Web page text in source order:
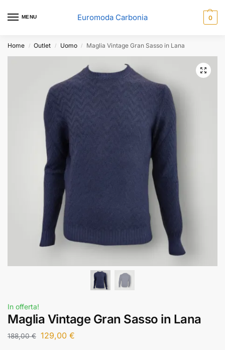
MENU Euromoda Carbonia 0
Home / Outlet / Uomo / Maglia Vintage Gran Sasso in Lana
In offerta!
Maglia Vintage Gran Sasso in Lana
188,00€ 129,00 €